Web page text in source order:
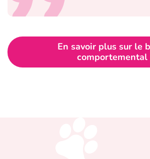
En savoir plus sur le
comportemental